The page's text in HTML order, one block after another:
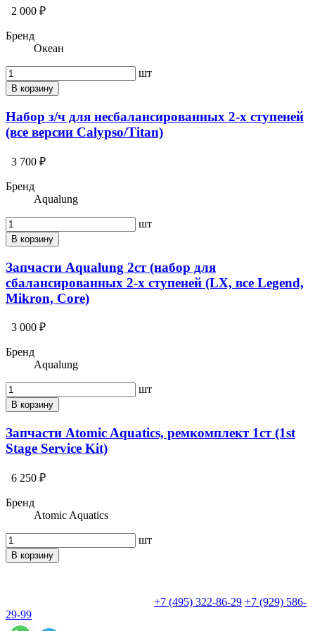
2 000 ₽
Бренд
Океан
шт
В корзину
Набор з/ч для несбалансированных 2-х ступеней
(все версии Calypso/Titan)
3 700 ₽
Бренд
Aqualung
шт
В корзину
Запчасти Aqualung 2ст (набор для
сбалансированных 2-х ступеней (LX, все Legend,
Mikron, Core)
3 000 ₽
Бренд
Aqualung
шт
В корзину
Запчасти Atomic Aquatics, ремкомплект 1ст (1st
Stage Service Kit)
6 250 ₽
Бренд
Atomic Aquatics
шт
В корзину
+7 (495) 322-86-29 +7 (929) 586-
29-99